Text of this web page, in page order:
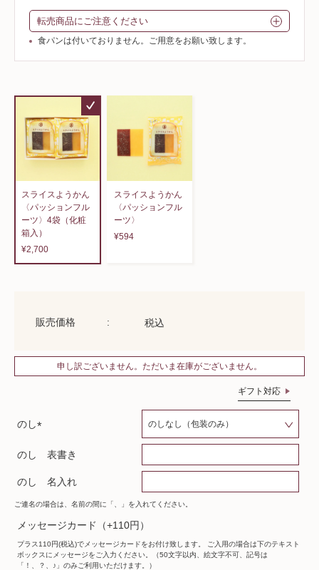
転売商品にご注意ください
食パンは付いておりません。ご用意をお願い致します。
スライスようかん
〈パッションフル
ーツ〉4袋（化粧
箱入）
¥2,700
スライスようかん
〈パッションフル
ーツ〉
¥594
販売価格 税込
申し訳ございません。ただいま在庫がございません。
ギフト対応
のし
のし 表書き
のし 名入れ
ご連名の場合は、名前の間に「、」を入れてください。
メッセージカード（+110円）
プラス110円(税込)でメッセージカードをお付け致します。 ご入用の場合は下のテキスト
ボックスにメッセージをご入力ください。（50文字以内、絵文字不可、記号は
「！、？、♪」のみご利用いただけます。）